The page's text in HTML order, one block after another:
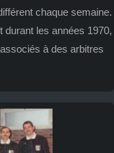
chaque semaine.
les années 1970,
à des arbitres